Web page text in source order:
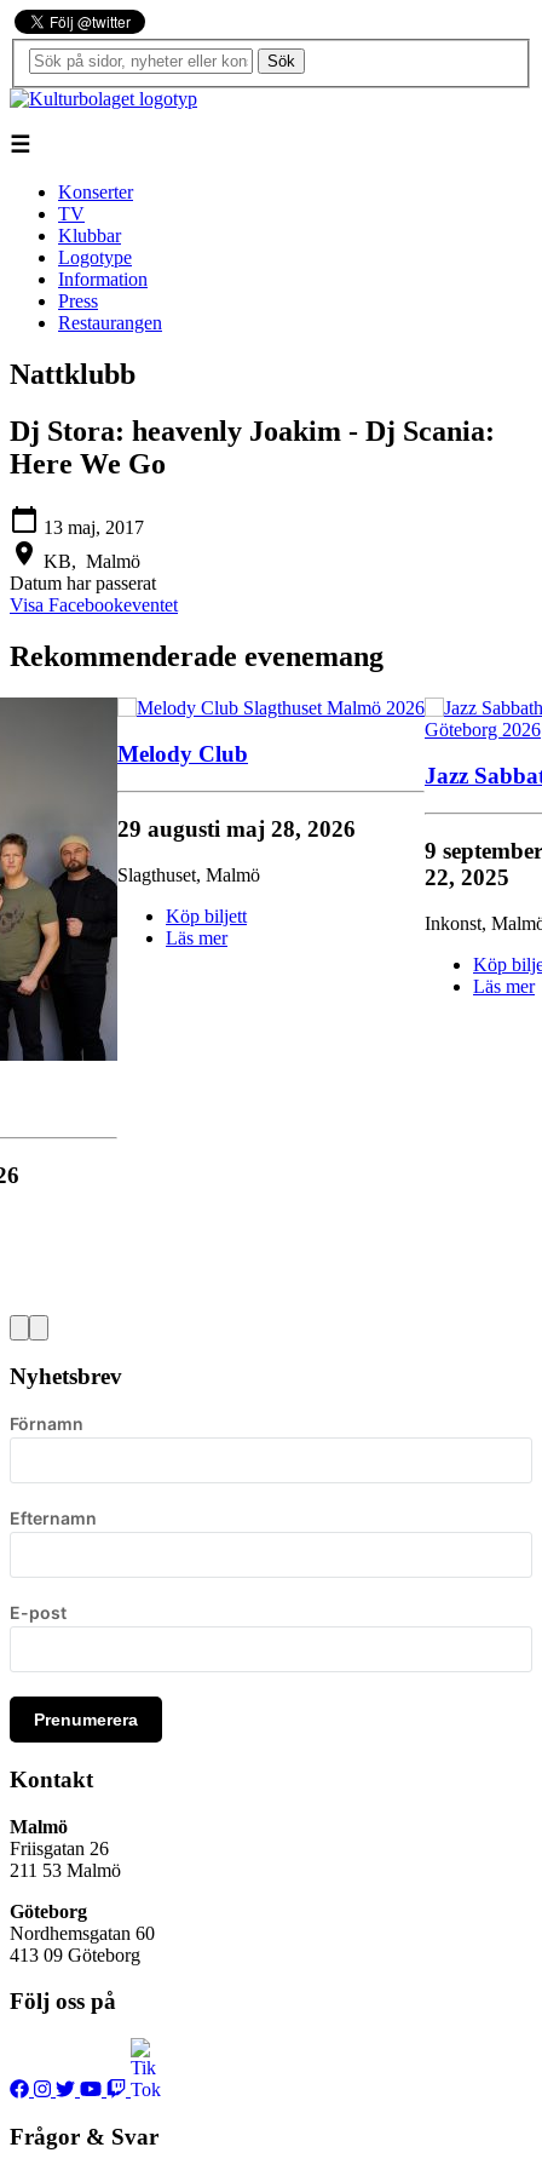
Sök
☰
Konserter
TV
Klubbar
Logotype
Information
Press
Restaurangen
Nattklubb
Dj Stora: heavenly Joakim - Dj Scania:
Here We Go
calendar_today 13 maj, 2017
location_on KB, Malmö
Datum har passerat
Visa Facebookeventet
Rekommenderade evenemang
Melody Club
29 augusti maj 28, 2026
Slagthuset, Malmö
Köp biljett
Läs mer
Jazz
9
22, 2025
Inkonst,
Köp
Läs mer
Nyhetsbrev
Förnamn
Efternamn
E-post
Prenumerera
Kontakt
Malmö
Friisgatan 26
211 53 Malmö
Göteborg
Nordhemsgatan 60
413 09 Göteborg
Följ oss på
Frågor & Svar